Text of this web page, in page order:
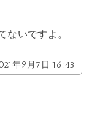
ないですよ。
年9月7日 16:43